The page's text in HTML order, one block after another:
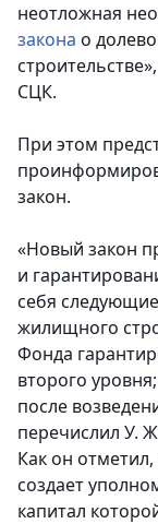
неотложная
закона о
СЦК.
При этом
закон.
«Новый закон
и
себя
жилищного
Фонда
второго
после
перечислил У.
Как он
создает
капитал